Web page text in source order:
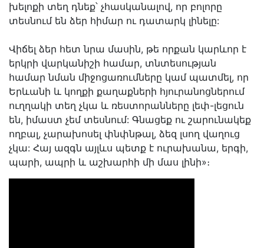
խելոքի տեղ դնեք՝ չհասկանալով, որ բոլորը
տեսնում են ձեր հիմար ու դատարկ լինելը:
Վիճել ձեր հետ նրա մասին, թե որքան կարևոր է
երկրի վարկանիշի համար, տնտեսության
համար նման միջոցառումները կամ պատմել, որ
Երևանի և կողքի քաղաքների հյուրանոցներում
ուղղակի տեղ չկա և ռեստորանները լեփ-լեցուն
են, իմաստ չեմ տեսնում: Գնացեք ու շարունակեք
ողբալ, չարախոսել փնփնթալ, ձեզ լսող վաղուց
չկա: Հայ ազգն այլևս պետք է ուրախանա, երգի,
պարի, ապրի և աշխարհի մի մաս լինի»։